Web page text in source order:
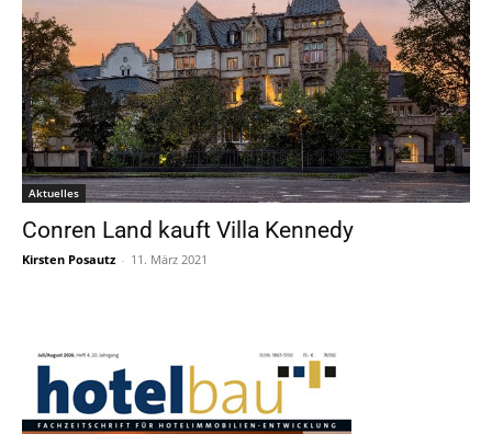
Aktuelles
Conren Land kauft Villa Kennedy
Kirsten Posautz - 11. März 2021